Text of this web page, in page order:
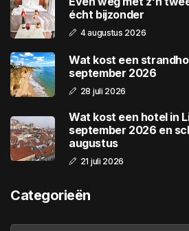
écht bijzonder
4 augustus 2026
Wat kost een
september 2026
28 juli 2026
Wat kost een hotel in
september 2026 en
augustus
21 juli 2026
Categorieën